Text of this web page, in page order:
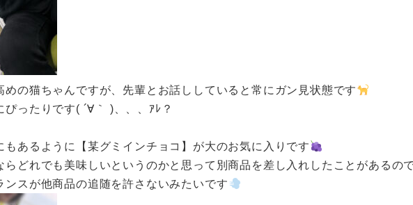
めの猫ちゃんですが、先輩とお話ししていると常にガン見状態です
ったりです( ´∀｀ )、、、ｱﾚ？
もあるように【某グミインチョコ】が大のお気に入りです
らどれでも美味しいというのかと思って別商品を差し入れしたことがあるの
ンスが他商品の追随を許さないみたいです